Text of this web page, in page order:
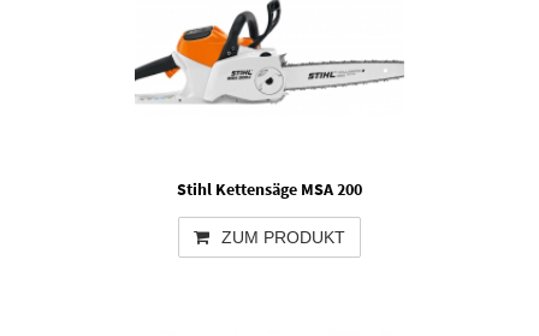
Stihl Kettensäge MSA 200
ZUM PRODUKT